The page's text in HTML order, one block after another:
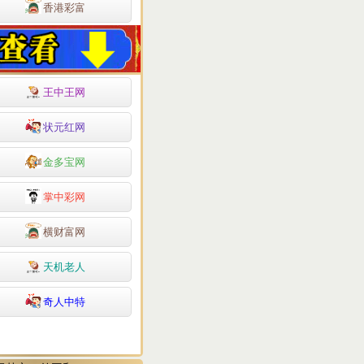
香港彩富
王中王网
状元红网
金多宝网
掌中彩网
横财富网
天机老人
奇人中特